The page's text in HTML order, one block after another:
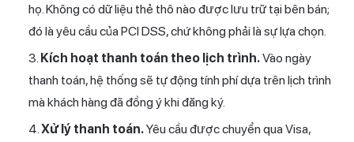
họ. Không có dữ liệu thẻ thô nào được lưu trữ tại bên bán;
đó là yêu cầu của PCI DSS, chứ không phải là sự lựa chọn.
Kích hoạt thanh toán theo lịch trình.Vào ngày
thanh toán, hệ thống sẽ tự động tính phí dựa trên lịch trình
mà khách hàng đã đồng ý khi đăng ký.
Xử lý thanh toán.Yêu cầu được chuyển qua Visa,